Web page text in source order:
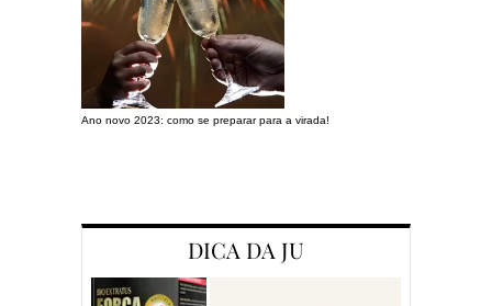
Ano novo 2023: como se preparar para a virada!
DICA DA JU